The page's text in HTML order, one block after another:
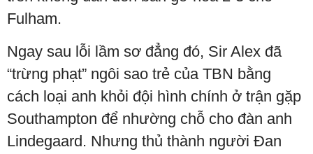
Fulham.
Ngay sau lỗi lầm sơ đẳng đó, Sir Alex đã
“trừng phạt” ngôi sao trẻ của TBN bằng
cách loại anh khỏi đội hình chính ở trận gặp
Southampton để nhường chỗ cho đàn anh
Lindegaard. Nhưng thủ thành người Đan